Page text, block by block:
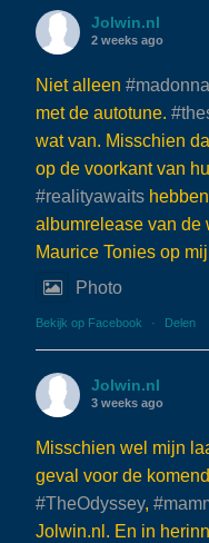
Jolwin.nl
2 weeks ago
Niet alleen #madonna
met de autotune.
wat van. Misschien
op de voorkant van
#realityawaits
albumrelease van de
Maurice Tonies op
Photo
Bekijk op Facebook · Delen
Jolwin.nl
3 weeks ago
Misschien wel mijn
geval voor de
#TheOdyssey,
Jolwin.nl. En in